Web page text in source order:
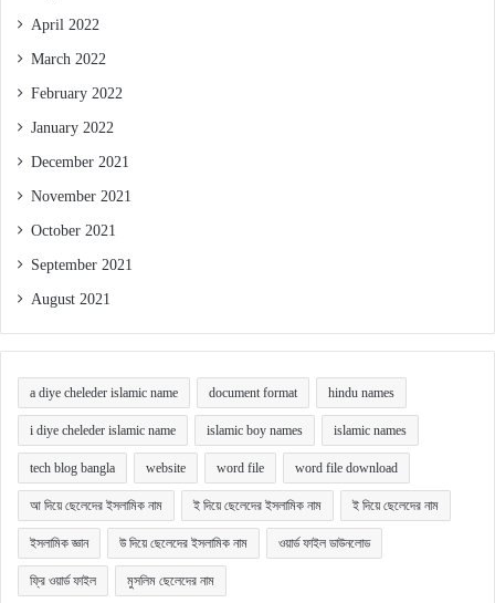
April 2022
March 2022
February 2022
January 2022
December 2021
November 2021
October 2021
September 2021
August 2021
a diye cheleder islamic name document format hindu names
i diye cheleder islamic name islamic boy names islamic names
tech blog bangla website word file word file download
আ দিয়ে ছেলেদের ইসলামিক নাম ই দিয়ে ছেলেদের ইসলামিক নাম ই দিয়ে ছেলেদের নাম
ইসলামিক জ্ঞান উ দিয়ে ছেলেদের ইসলামিক নাম ওয়ার্ড ফাইল ডাউনলোড
ফ্রি ওয়ার্ড ফাইল মুসলিম ছেলেদের নাম